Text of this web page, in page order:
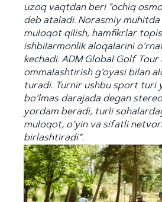
uzoq vaqtdan beri “ochiq
deb ataladi. Norasmiy muhitda
muloqot qilish, hamfikrlar
ishbilarmonlik aloqalarini o‘
kechadi. ADM Global Golf
ommalashtirish g‘oyasi bilan
turadi. Turnir ushbu sport turi
bo‘lmas darajada degan
yordam beradi, turli
muloqot, o‘yin va sifatli
birlashtiradi”.